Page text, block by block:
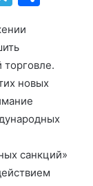
e
gr
a
m
р
а
и
т
ь
торговле.
новых
санкций»